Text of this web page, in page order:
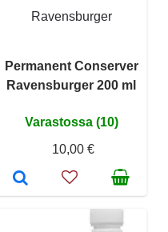
Ravensburger
Permanent Conserver
Ravensburger 200 ml
Varastossa (10)
10,00 €